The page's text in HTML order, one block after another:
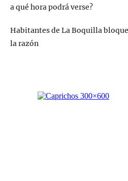
a qué hora podrá verse?
Habitantes de La Boquilla
la razón